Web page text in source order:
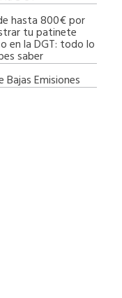
hasta 800€ por
tu patinete
en la DGT: todo lo
saber
Bajas Emisiones